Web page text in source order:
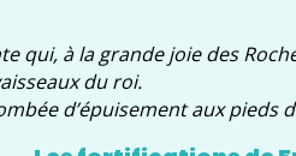
qui, à la grande joie des
du roi.
d’épuisement aux pieds